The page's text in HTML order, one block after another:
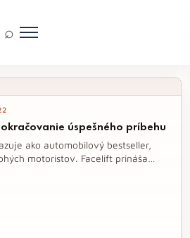
⌕
úspešného príbehu
ako automobilový bestseller,
motoristov. Facelift prináša